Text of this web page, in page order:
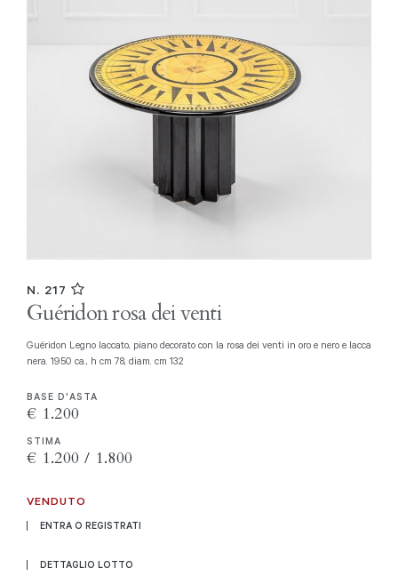
N. 217
Guéridon rosa dei venti
Guéridon Legno laccato, piano decorato con la rosa dei venti in oro e nero e lacca
nera. 1950 ca., h cm 78, diam. cm 132
BASE D'ASTA
€ 1.200
STIMA
€ 1.200 / 1.800
VENDUTO
ENTRA O REGISTRATI
DETTAGLIO LOTTO